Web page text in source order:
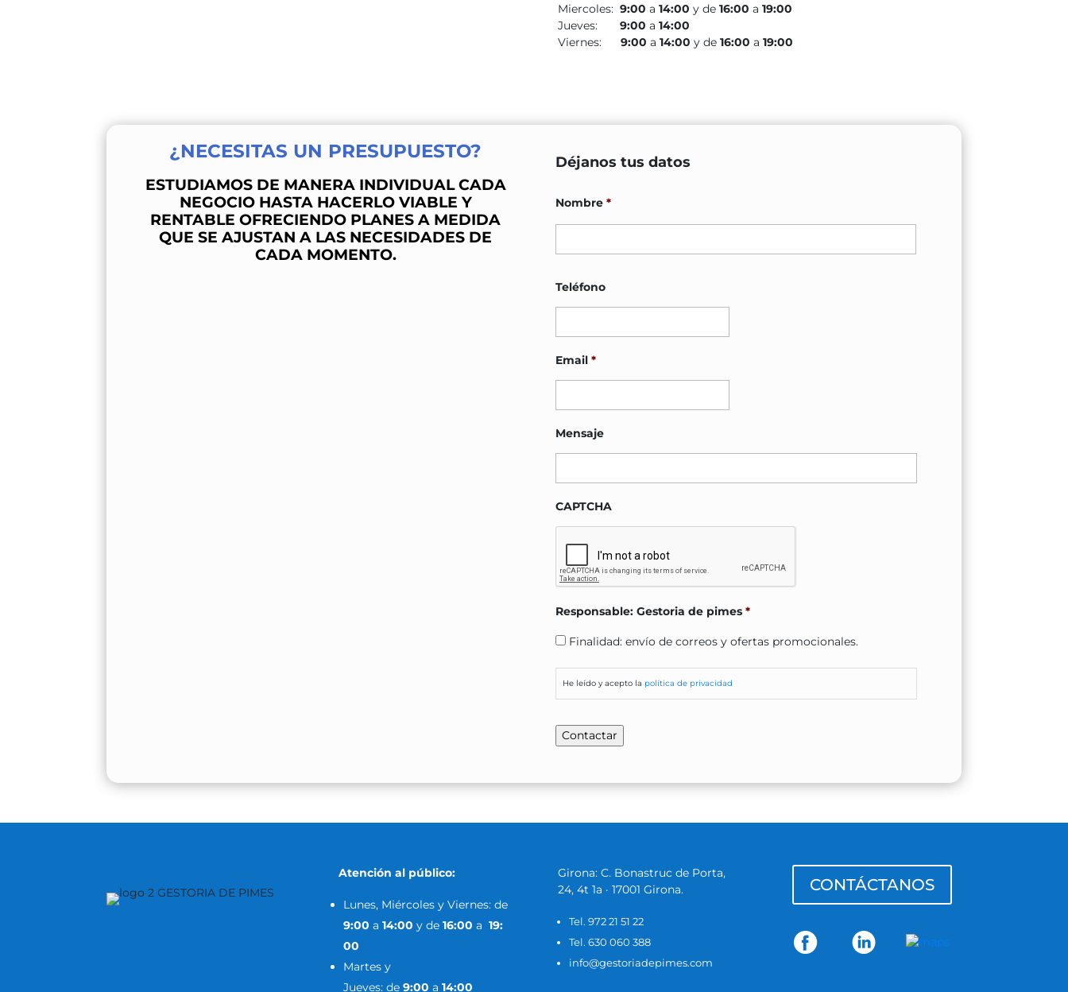
Miercoles: 9:00 a 14:00 y de 16:00 a 19:00
Jueves: 9:00 a 14:00
Viernes: 9:00 a 14:00 y de 16:00 a 19:00
¿NECESITAS UN PRESUPUESTO?
ESTUDIAMOS DE MANERA INDIVIDUAL CADA
NEGOCIO HASTA HACERLO VIABLE Y
RENTABLE OFRECIENDO PLANES A MEDIDA
QUE SE AJUSTAN A LAS NECESIDADES DE
CADA MOMENTO.
Déjanos tus datos
Nombre *
Teléfono
Email *
Mensaje
CAPTCHA
Responsable: Gestoria de pimes *
Finalidad: envío de correos y ofertas promocionales.
He leído y acepto la política de privacidad
Atención al público:
Lunes, Miércoles y Viernes: de
9:00 a 14:00 yde 16:00 a 19:
00
Martes y
Jueves:de 9:00 a 14:00
Girona: C. Bonastruc de Porta,
24, 4t 1a · 17001 Girona.
Tel. 972 21 51 22
Tel. 630 060 388
info@gestoriadepimes.com
CONTÁCTANOS